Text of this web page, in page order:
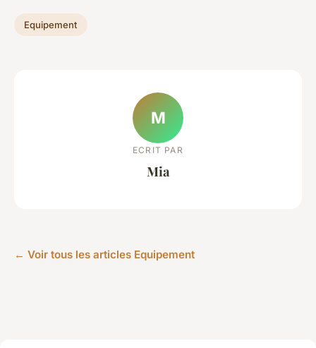
Equipement
M
ECRIT PAR
Mia
← Voir tous les articles Equipement